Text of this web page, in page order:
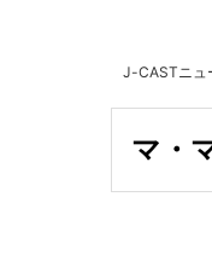
J-CASTニュ
マ・